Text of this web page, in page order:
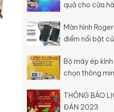
quả cho cửa
Màn hình
điểm nổi bật
Bộ máy ép kính
chọn thông
THÔNG BÁO
ĐÁN 2023